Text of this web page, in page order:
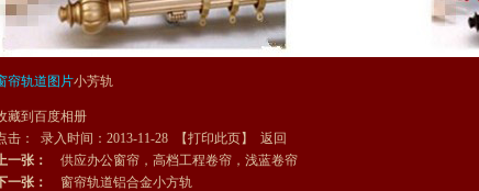
帘轨道图片小芳轨
藏到百度相册
击： 录入时间：2013-11-28 【打印此页】 返回
一张：
供应办公窗帘，高档工程卷帘，浅蓝卷帘
一张：
窗帘轨道铝合金小方轨